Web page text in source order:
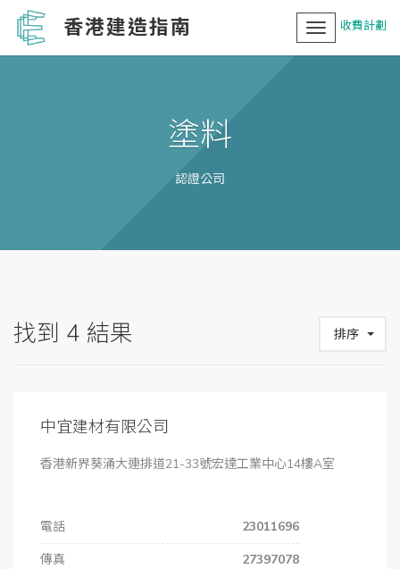
香港建造指南 收費計劃
Toggle
navigation
塗料
認證公司
找到 4 結果 排序
中宜建材有限公司
香港新界葵涌大連排道21-33號宏達工業中心14樓A室
電話
23011696
傳真
27397078